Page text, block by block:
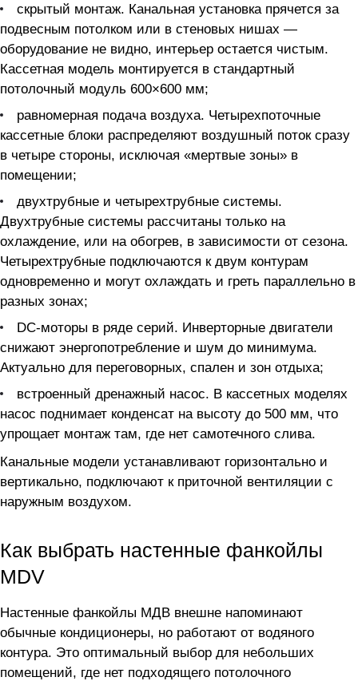
скрытый монтаж. Канальная установка прячется за
подвесным потолком или в стеновых нишах —
оборудование не видно, интерьер остается чистым.
Кассетная модель монтируется в стандартный
потолочный модуль 600×600 мм;
равномерная подача воздуха. Четырехпоточные
кассетные блоки распределяют воздушный поток сразу
в четыре стороны, исключая «мертвые зоны» в
помещении;
двухтрубные и четырехтрубные системы.
Двухтрубные системы рассчитаны только на
охлаждение, или на обогрев, в зависимости от сезона.
Четырехтрубные подключаются к двум контурам
одновременно и могут охлаждать и греть параллельно в
разных зонах;
DC-моторы в ряде серий. Инверторные двигатели
снижают энергопотребление и шум до минимума.
Актуально для переговорных, спален и зон отдыха;
встроенный дренажный насос. В кассетных моделях
насос поднимает конденсат на высоту до 500 мм, что
упрощает монтаж там, где нет самотечного слива.
Канальные модели устанавливают горизонтально и
вертикально, подключают к приточной вентиляции с
наружным воздухом.
Как выбрать настенные фанкойлы
MDV
Настенные фанкойлы МДВ внешне напоминают
обычные кондиционеры, но работают от водяного
контура. Это оптимальный выбор для небольших
помещений, где нет подходящего потолочного